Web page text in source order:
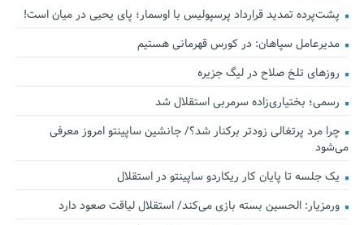
پشت‌پرده تمدید قرارداد پرسپولیس با اوسمار؛ پای یحیی در میان است!
مدیرعامل سپاهان: در کورس قهرمانی هستیم
روزهای تلخ صلاح در لیگ جزیره
رسمی؛ بختیاری‌زاده سرمربی استقلال شد
چرا مرد پرتغالی زودتر برکنار شد؟/ جانشین ساپینتو امروز معرفی
می‌شود
یک جلسه تا پایان کار ریکاردو ساپینتو در استقلال
ورمزیار: الحسین بسته بازی می‌کند/ استقلال لیاقت صعود دارد